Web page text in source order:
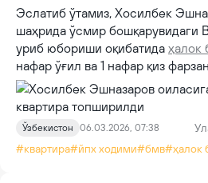
Эслатиб ўтамиз, Хосилбек
шаҳрида ўсмир бошқарувидаги
уриб юбориши оқибатида ҳалок
нафар ўғил ва 1 нафар қиз
Ўзбекистон 06.03.2026, 07:38
#квартира#йпх ходими#бмв#ҳалок